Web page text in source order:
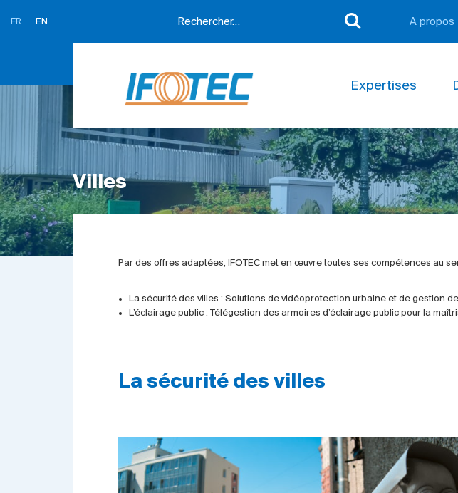
FR EN A propos
Expertises
Villes
Par des offres adaptées, IFOTEC met en œuvre toutes ses compétences au
La sécurité des villes : Solutions de vidéoprotection urbaine et de gestion
L’éclairage public : Télégestion des armoires d’éclairage public pour la
La sécurité des villes